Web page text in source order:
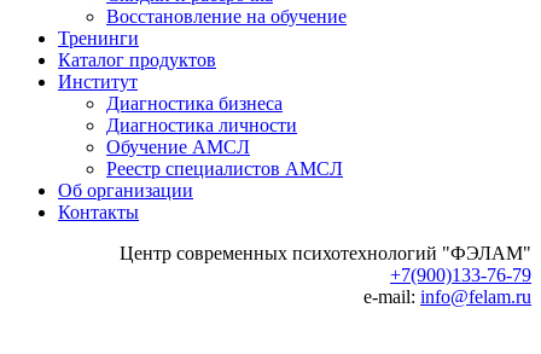
Восстановление на обучение
Тренинги
Каталог продуктов
Институт
Диагностика бизнеса
Диагностика личности
Обучение АМСЛ
Реестр специалистов АМСЛ
Об организации
Контакты
Центр современных психотехнологий "ФЭЛАМ"
+7(900)133-76-79
e-mail: info@felam.ru